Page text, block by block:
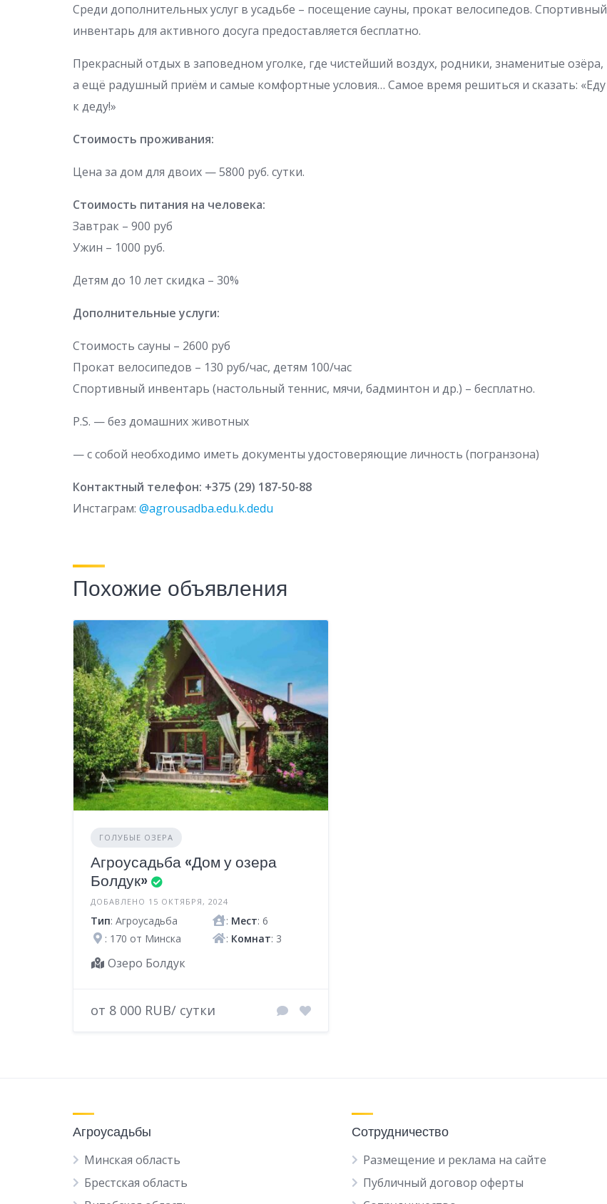
Среди дополнительных услуг в усадьбе – посещение сауны, прокат велосипедов. Спортивный
инвентарь для активного досуга предоставляется бесплатно.
Прекрасный отдых в заповедном уголке, где чистейший воздух, родники, знаменитые озёра,
а ещё радушный приём и самые комфортные условия… Самое время решиться и сказать: «Еду
к деду!»
Стоимость проживания:
Цена за дом для двоих — 5800 руб. сутки.
Стоимость питания на человека:
Завтрак – 900 руб
Ужин – 1000 руб.
Детям до 10 лет скидка – 30%
Дополнительные услуги:
Стоимость сауны – 2600 руб
Прокат велосипедов – 130 руб/час, детям 100/час
Спортивный инвентарь (настольный теннис, мячи, бадминтон и др.) – бесплатно.
P.S. — без домашних животных
— с собой необходимо иметь документы удостоверяющие личность (погранзона)
Контактный телефон: +375 (29) 187-50-88
Инстаграм: @agrousadba.edu.k.dedu
Похожие объявления
ГОЛУБЫЕ ОЗЕРА
Агроусадьба «Дом у озера
Болдук»
ДОБАВЛЕНО 15 ОКТЯБРЯ, 2024
Тип: Агроусадьба : Мест: 6
: 170 от Минска
: Комнат: 3
Озеро Болдук
от 8 000 RUB/ сутки
Агроусадьбы
Минская область
Брестская область
Сотрудничество
Размещение и реклама на сайте
Публичный договор оферты